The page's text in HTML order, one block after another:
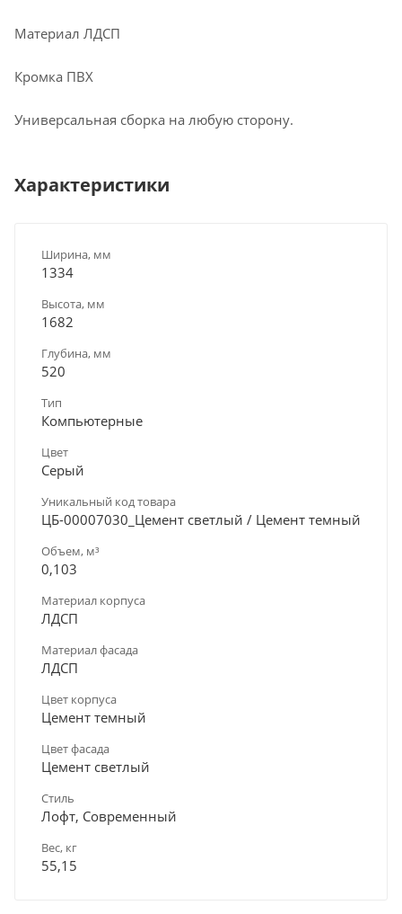
Материал ЛДСП
Кромка ПВХ
Универсальная сборка на любую сторону.
Характеристики
Ширина, мм
1334
Высота, мм
1682
Глубина, мм
520
Тип
Компьютерные
Цвет
Серый
Уникальный код товара
ЦБ-00007030_Цемент светлый / Цемент темный
Объем, м³
0,103
Материал корпуса
ЛДСП
Материал фасада
ЛДСП
Цвет корпуса
Цемент темный
Цвет фасада
Цемент светлый
Стиль
Лофт, Современный
Вес, кг
55,15